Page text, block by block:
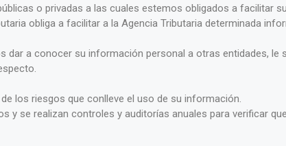
o privadas a las cuales estemos obligados a facilitar
obliga a facilitar a la Agencia Tributaria determinada
a conocer su información personal a otras entidades, le
los riesgos que conlleve el uso de su información.
y se realizan controles y auditorías anuales para verificar